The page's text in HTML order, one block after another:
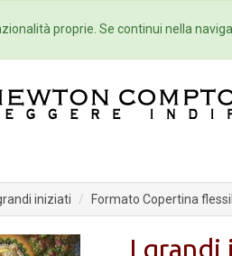
Autori Eventi
iniziati Formato Copertina
I grandi
proprie. Se continui nella